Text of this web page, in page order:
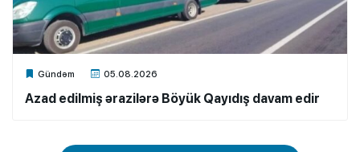
Gündəm 05.08.2026
Xalq.Online
Azad edilmiş ərazilərə Böyük Qayıdış davam edir